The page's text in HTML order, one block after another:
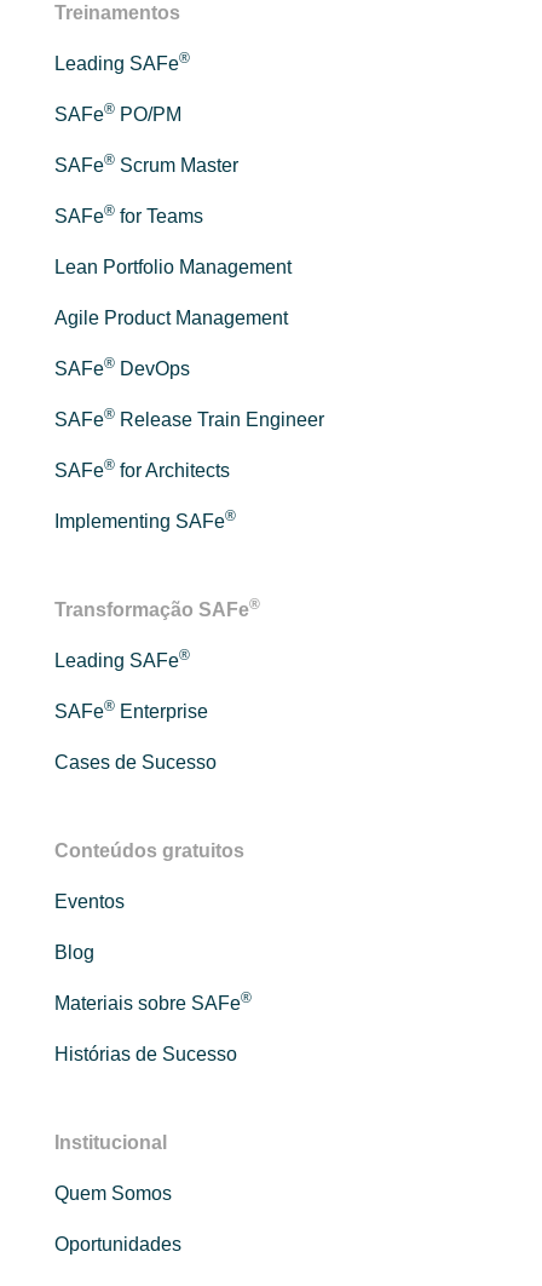
Treinamentos
Leading SAFe®
SAFe® PO/PM
SAFe® Scrum Master
SAFe® for Teams
Lean Portfolio Management
Agile Product Management
SAFe® DevOps
SAFe® Release Train Engineer
SAFe® for Architects
Implementing SAFe®
Transformação SAFe®
Leading SAFe®
SAFe® Enterprise
Cases de Sucesso
Conteúdos gratuitos
Eventos
Blog
Materiais sobre SAFe®
Histórias de Sucesso
Institucional
Quem Somos
Oportunidades